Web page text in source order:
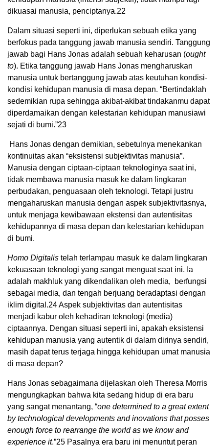
dikuasai manusia, penciptanya.22
Dalam situasi seperti ini, diperlukan sebuah etika yang
berfokus pada tanggung jawab manusia sendiri. Tanggung
jawab bagi Hans Jonas adalah sebuah keharusan (ought
to). Etika tanggung jawab Hans Jonas mengharuskan
manusia untuk bertanggung jawab atas keutuhan kondisi-
kondisi kehidupan manusia di masa depan. “Bertindaklah
sedemikian rupa sehingga akibat-akibat tindakanmu dapat
diperdamaikan dengan kelestarian kehidupan manusiawi
sejati di bumi.”23
Hans Jonas dengan demikian, sebetulnya menekankan
kontinuitas akan “eksistensi subjektivitas manusia”.
Manusia dengan ciptaan-ciptaan teknologinya saat ini,
tidak membawa manusia masuk ke dalam lingkaran
perbudakan, penguasaan oleh teknologi. Tetapi justru
mengaharuskan manusia dengan aspek subjektivitasnya,
untuk menjaga kewibawaan ekstensi dan autentisitas
kehidupannya di masa depan dan kelestarian kehidupan
di bumi.
Homo Digitalis telah terlampau masuk ke dalam lingkaran
kekuasaan teknologi yang sangat menguat saat ini. Ia
adalah makhluk yang dikendalikan oleh media, berfungsi
sebagai media, dan tengah berjuang beradaptasi dengan
iklim digital.24Aspek subjektivitas dan autentisitas
menjadi kabur oleh kehadiran teknologi (media)
ciptaannya. Dengan situasi seperti ini, apakah eksistensi
kehidupan manusia yang autentik di dalam dirinya sendiri,
masih dapat terus terjaga hingga kehidupan umat manusia
di masa depan?
Hans Jonas sebagaimana dijelaskan oleh Theresa Morris
mengungkapkan bahwa kita sedang hidup di era baru
yang sangat menantang, “one determined to a great extent
by technological developments and inovations that posses
enough force to rearrange the world as we know and
experience it.”25 Pasalnya era baru ini menuntut peran